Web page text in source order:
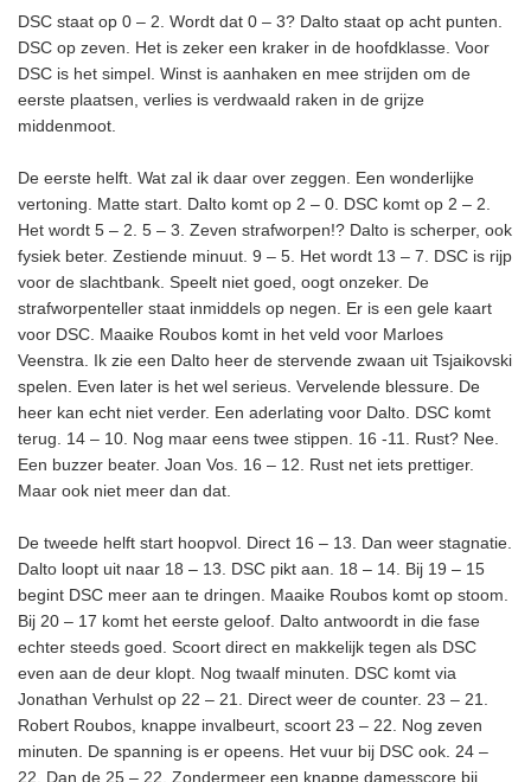
DSC staat op 0 – 2. Wordt dat 0 – 3? Dalto staat op acht punten.
DSC op zeven. Het is zeker een kraker in de hoofdklasse. Voor
DSC is het simpel. Winst is aanhaken en mee strijden om de
eerste plaatsen, verlies is verdwaald raken in de grijze
middenmoot.
De eerste helft. Wat zal ik daar over zeggen. Een wonderlijke
vertoning. Matte start. Dalto komt op 2 – 0. DSC komt op 2 – 2.
Het wordt 5 – 2. 5 – 3. Zeven strafworpen!? Dalto is scherper, ook
fysiek beter. Zestiende minuut. 9 – 5. Het wordt 13 – 7. DSC is rijp
voor de slachtbank. Speelt niet goed, oogt onzeker. De
strafworpenteller staat inmiddels op negen. Er is een gele kaart
voor DSC. Maaike Roubos komt in het veld voor Marloes
Veenstra. Ik zie een Dalto heer de stervende zwaan uit Tsjaikovski
spelen. Even later is het wel serieus. Vervelende blessure. De
heer kan echt niet verder. Een aderlating voor Dalto. DSC komt
terug. 14 – 10. Nog maar eens twee stippen. 16 -11. Rust? Nee.
Een buzzer beater. Joan Vos. 16 – 12. Rust net iets prettiger.
Maar ook niet meer dan dat.
De tweede helft start hoopvol. Direct 16 – 13. Dan weer stagnatie.
Dalto loopt uit naar 18 – 13. DSC pikt aan. 18 – 14. Bij 19 – 15
begint DSC meer aan te dringen. Maaike Roubos komt op stoom.
Bij 20 – 17 komt het eerste geloof. Dalto antwoordt in die fase
echter steeds goed. Scoort direct en makkelijk tegen als DSC
even aan de deur klopt. Nog twaalf minuten. DSC komt via
Jonathan Verhulst op 22 – 21. Direct weer de counter. 23 – 21.
Robert Roubos, knappe invalbeurt, scoort 23 – 22. Nog zeven
minuten. De spanning is er opeens. Het vuur bij DSC ook. 24 –
22. Dan de 25 – 22. Zondermeer een knappe damesscore bij